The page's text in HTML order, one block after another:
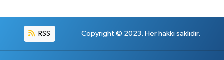
RSS Copyright © 2023. Her hakkı saklıdır.